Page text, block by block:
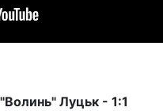
Луцьк - 1:1